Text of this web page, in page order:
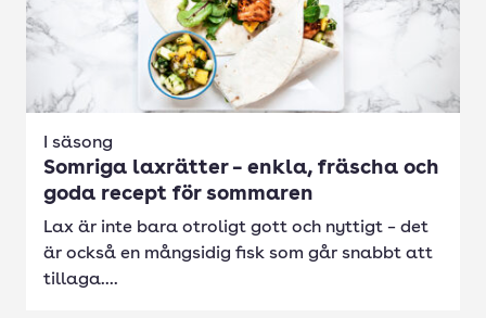
I säsong
Somriga laxrätter – enkla, fräscha och
goda recept för sommaren
Lax är inte bara otroligt gott och nyttigt – det
är också en mångsidig fisk som går snabbt att
tillaga....